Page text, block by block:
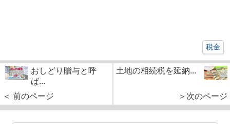
税金
おしどり贈与と呼
ば...
＜ 前のページ
土地の相続税を延納...
＞次のページ